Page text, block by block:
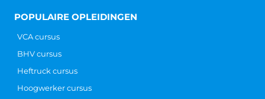
POPULAIRE OPLEIDINGEN
VCA cursus
BHV cursus
Heftruck cursus
Hoogwerker cursus